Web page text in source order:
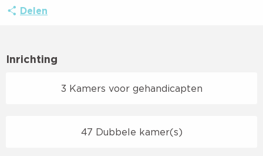
Delen
Inrichting
3 Kamers voor gehandicapten
47 Dubbele kamer(s)